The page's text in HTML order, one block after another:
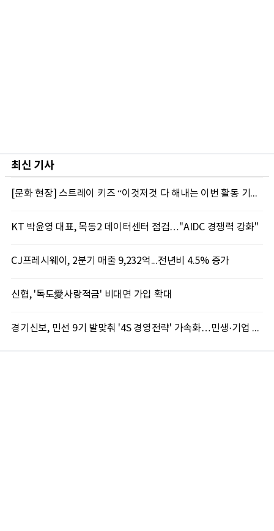
최신 기사
[문화 현장] 스트레이 키즈 “이것저것 다 해내는 이번 활동 기대해 달라”
KT 박윤영 대표, 목동2 데이터센터 점검…"AIDC 경쟁력 강화"
CJ프레시웨이, 2분기 매출 9,232억...전년비 4.5% 증가
신협, '독도愛사랑적금' 비대면 가입 확대
경기신보, 민선 9기 발맞춰 '4S 경영전략' 가속화…민생·기업 성장 지원 강화